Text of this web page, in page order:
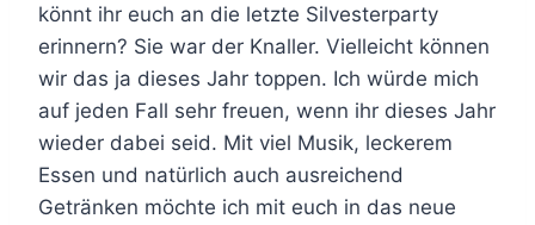
könnt ihr euch an die letzte Silvesterparty
erinnern? Sie war der Knaller. Vielleicht können
wir das ja dieses Jahr toppen. Ich würde mich
auf jeden Fall sehr freuen, wenn ihr dieses Jahr
wieder dabei seid. Mit viel Musik, leckerem
Essen und natürlich auch ausreichend
Getränken möchte ich mit euch in das neue